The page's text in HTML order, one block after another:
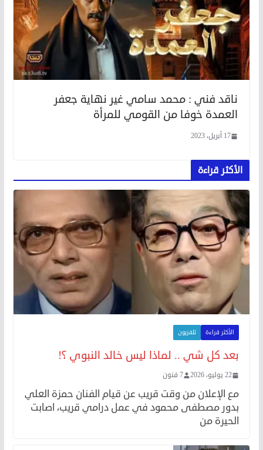
ناقد فني : محمد سامي غير نهاية جعفر
العمدة خوفا من القومي للمرأة
17 أبريل، 2023
الأكثر قراءة
الأكثر قراءة تلفزيون
بعد كل شي .. لماذا ليس خالد النبوي ؟!
22 يوليو، 2026 7 فنون
مع الإعلان من وقت قريب عن قيام الفنان حمزة العلي
بدور مصطفى محمود في عمل درامي قريب، اصابت
الحيرة من